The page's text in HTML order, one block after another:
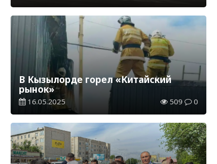
В Кызылорде горел «Китайский
рынок»
16.05.2025 509 0